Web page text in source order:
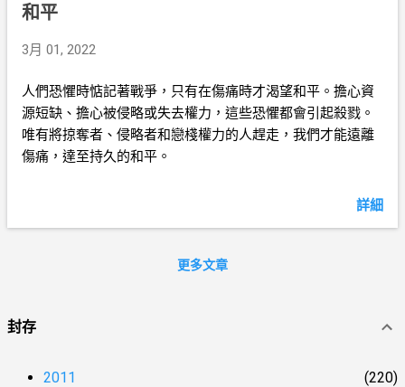
和平
3月 01, 2022
人們恐懼時惦記著戰爭，只有在傷痛時才渴望和平。擔心資
源短缺、擔心被侵略或失去權力，這些恐懼都會引起殺戮。
唯有將掠奪者、侵略者和戀棧權力的人趕走，我們才能遠離
傷痛，達至持久的和平。
詳細
更多文章
封存
2011 220